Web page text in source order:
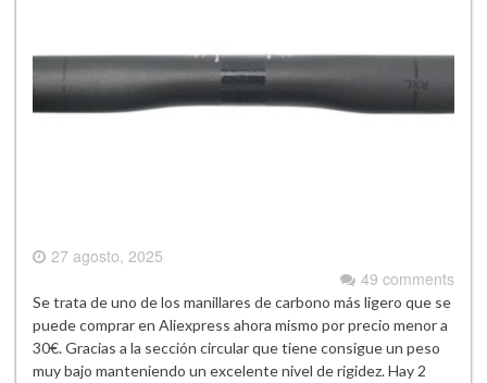
27 agosto, 2025
49 comments
Se trata de uno de los manillares de carbono más ligero que se
puede comprar en Aliexpress ahora mismo por precio menor a
30€. Gracias a la sección circular que tiene consigue un peso
muy bajo manteniendo un excelente nivel de rigidez. Hay 2